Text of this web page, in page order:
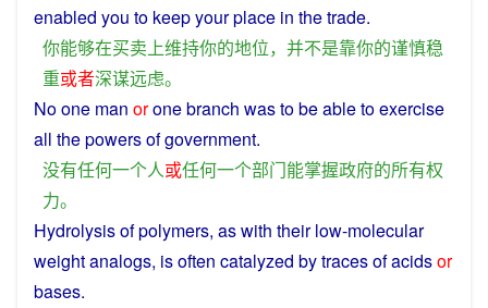
enabled you to keepyourplace in thetrade.
你能够在买卖上维持你的地位， 并不是靠你的谨慎稳
重或者深谋远虑。
Noone man oronebranch was to beableto exercise
all thepowersofgovernment.
没有任何一个人或任何一个部门能掌握政府的所有权
力。
Hydrolysisofpolymers, aswith theirlow-molecular
weightanalogs, isoften catalyzed bytracesofacidsor
bases.